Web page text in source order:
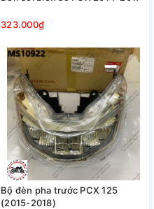
323.000₫
Bộ đèn pha trước PCX 125
(2015-2018)